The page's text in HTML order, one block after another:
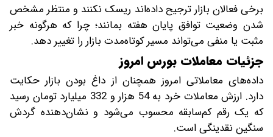
برخی فعالان بازار ترجیح داده‌اند ریسک نکنند و منتظر مشخص
شدن وضعیت توافق پایان هفته بمانند؛ چرا که هرگونه خبر
مثبت یا منفی می‌تواند مسیر کوتاه‌مدت بازار را تغییر دهد.
جزئیات معاملات بورس امروز
داده‌های معاملاتی امروز همچنان از داغ بودن بازار حکایت
دارد. ارزش معاملات خرد به 54 هزار و 332 میلیارد تومان رسید
که یک رقم کم‌سابقه محسوب می‌شود و نشان‌دهنده گردش
سنگین نقدینگی است.